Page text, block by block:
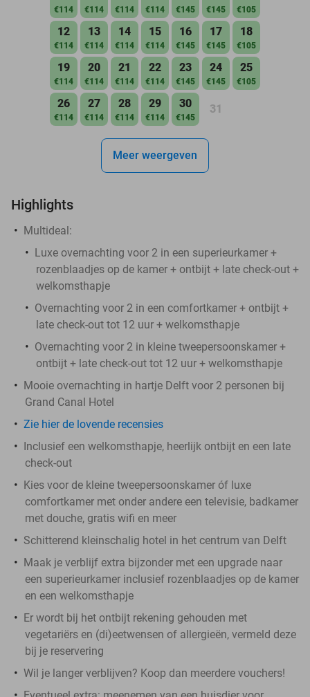
€114 €114 €114 €114 €145 €145 €105
12
€114
13
€114
14
€114
15
€114
16
€145
17
€145
18
€105
19
€114
20
€114
21
€114
22
€114
23
€145
24
€145
25
€105
26
€114
27
€114
28
€114
29
€114
30
€145
31
Meer weergeven
Highlights
Multideal:
Luxe overnachting voor 2 in een superieurkamer +
rozenblaadjes op de kamer + ontbijt + late check-out +
welkomsthapje
Overnachting voor 2 in een comfortkamer + ontbijt +
late check-out tot 12 uur + welkomsthapje
Overnachting voor 2 in kleine tweepersoonskamer +
ontbijt + late check-out tot 12 uur + welkomsthapje
Mooie overnachting in hartje Delft voor 2 personen bij
Grand Canal Hotel
Zie hier de lovende recensies
Inclusief een welkomsthapje, heerlijk ontbijt en een late
check-out
Kies voor de kleine tweepersoonskamer óf luxe
comfortkamer met onder andere een televisie, badkamer
met douche, gratis wifi en meer
Schitterend kleinschalig hotel in het centrum van Delft
Maak je verblijf extra bijzonder met een upgrade naar
een superieurkamer inclusief rozenblaadjes op de kamer
en een welkomsthapje
Er wordt bij het ontbijt rekening gehouden met
vegetariërs en (di)eetwensen of allergieën, vermeld deze
bij je reservering
Wil je langer verblijven? Koop dan meerdere vouchers!